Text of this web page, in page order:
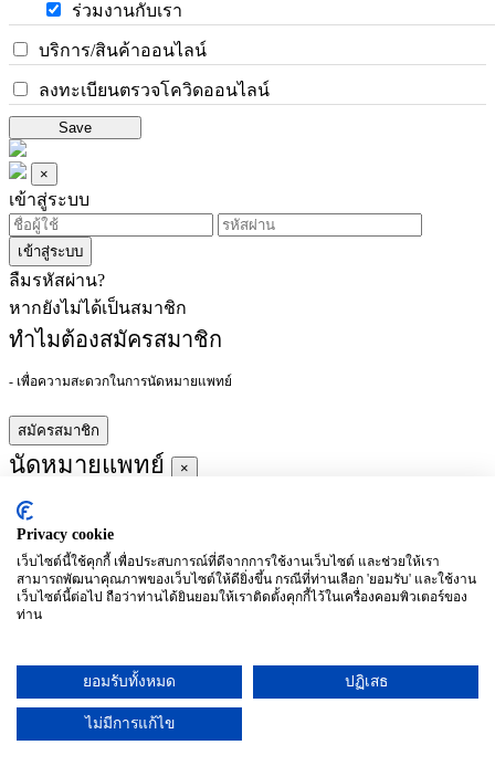
ร่วมงานกับเรา
บริการ/สินค้าออนไลน์
ลงทะเบียนตรวจโควิดออนไลน์
Save
×
เข้าสู่ระบบ
เข้าสู่ระบบ
ลืมรหัสผ่าน?
หากยังไม่ได้เป็นสมาชิก
ทำไมต้องสมัครสมาชิก
- เพื่อความสะดวกในการนัดหมายแพทย์
สมัครสมาชิก
นัดหมายแพทย์ ×
ผู้ชำนาญการ
ประจำ :
อาทิตย์
จันทร์
(27/09)
อังคาร
(28/09)
พุธ
พฤหัสบดี
ศุกร์
เสาร์
Privacy cookie
เว็บไซต์นี้ใช้คุกกี้ เพื่อประสบการณ์ที่ดีจากการใช้งานเว็บไซต์ และช่วยให้เรา
สามารถพัฒนาคุณภาพของเว็บไซต์ให้ดียิ่งขึ้น กรณีที่ท่านเลือก 'ยอมรับ' และใช้งาน
เว็บไซต์นี้ต่อไป ถือว่าท่านได้ยินยอมให้เราติดตั้งคุกกี้ไว้ในเครื่องคอมพิวเตอร์ของ
ท่าน
ยอมรับทั้งหมด ปฏิเสธ
ไม่มีการแก้ไข